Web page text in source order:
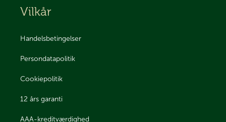
Vilkår
Handelsbetingelser
Persondatapolitik
Cookiepolitik
12 års garanti
AAA-kreditværdighed